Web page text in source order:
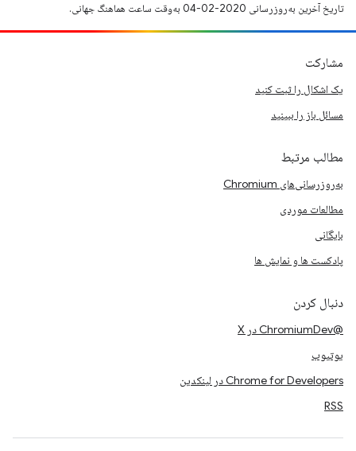
تاریخ آخرین به‌روزرسانی 2020-02-04 به‌وقت ساعت هماهنگ جهانی.
مشارکت
یک اشکال را ثبت کنید
مسائل باز را ببینید
مطالب مرتبط
به‌روزرسانی‌های Chromium
مطالعات موردی
بایگانی
پادکست ها و نمایش ها
دنبال کردن
@ChromiumDev در X
یوتیوب
Chrome for Developers در لینکدین
RSS